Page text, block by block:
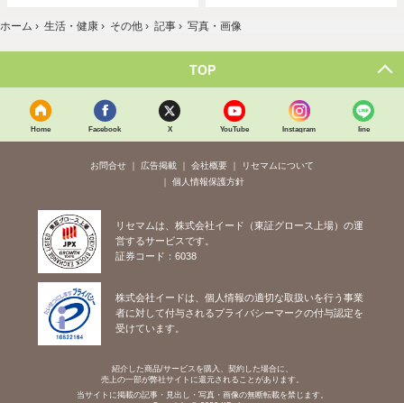
ホーム › 生活・健康 › その他 › 記事 › 写真・画像
TOP
Home Facebook X YouTube Instagram line
お問合せ 広告掲載 会社概要
リセマムについて
個人情報保護方針
リセマムは、株式会社イード（東証グロース上場）の運
営するサービスです。
証券コード：6038
株式会社イードは、個人情報の適切な取扱いを行う事業
者に対して付与されるプライバシーマークの付与認定を
受けています。
紹介した商品/サービスを購入、契約した場合に、
売上の一部が弊社サイトに還元されることがあります。
当サイトに掲載の記事・見出し・写真・画像の無断転載を禁じます。